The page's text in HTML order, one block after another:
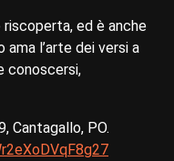
ed è anche
ama l’arte dei versi a
conoscersi,
Cantagallo, PO.